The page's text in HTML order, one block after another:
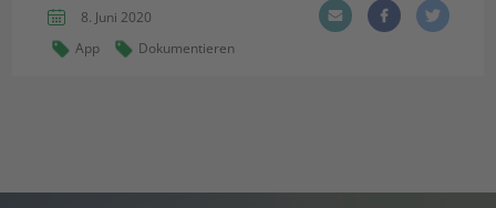
8. Juni 2020
App
Dokumentieren